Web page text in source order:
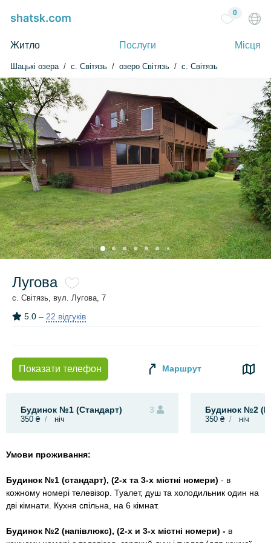
Житло Послуги Місця
0
Шацькі озера c. Світязь озеро Світязь с. Світязь
Лугова
с. Світязь, вул. Лугова, 7
5.0 – 22 відгуків
Показати телефон Маршрут
Будинок №1 (Стандарт) 3
350 ₴ ніч
Будинок №2
350 ₴ ніч
Умови проживання:
Будинок №1 (стандарт), (2-х та 3-х містні номери) - в
кожному номері телевізор. Туалет, душ та холодильник один на
дві кімнати. Кухня спільна, на 6 кімнат.
Будинок №2 (напівлюкс), (2-х и 3-х містні номери) - в